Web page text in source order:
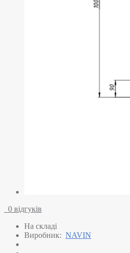
0 відгуків
На складі
Виробник: NAVIN